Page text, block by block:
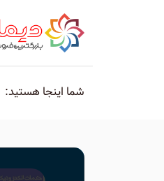
شما اینجا هستید: